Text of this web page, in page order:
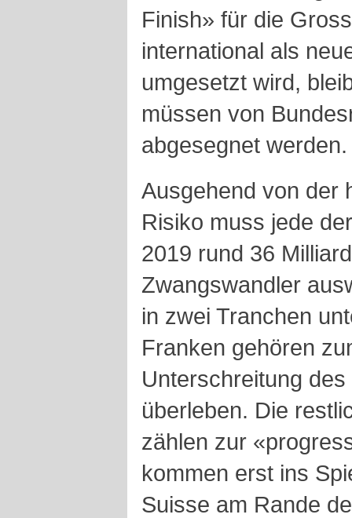
Finish» für die
international als
umgesetzt wird,
müssen von
abgesegnet werden.
Ausgehend von der
Risiko muss jede
2019 rund 36
Zwangswandler
in zwei Tranchen
Franken gehören
Unterschreitung
überleben. Die
zählen zur
kommen erst ins
Suisse am Rande